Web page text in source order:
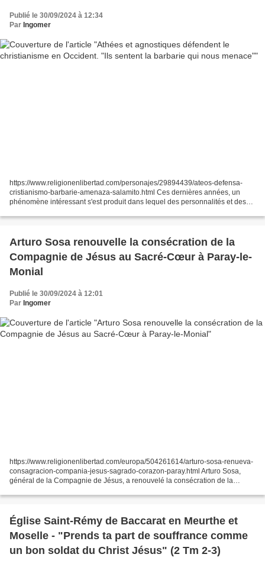
Publié le 30/09/2024 à 12:34
Par Ingomer
https://www.religionenlibertad.com/personajes/29894439/ateos-defensa-
cristianismo-barbarie-amenaza-salamito.html Ces dernières années, un
phénomène intéressant s'est produit dans lequel des personnalités et des
Arturo Sosa renouvelle la consécration de la
Compagnie de Jésus au Sacré-Cœur à Paray-le-
Monial
Publié le 30/09/2024 à 12:01
Par Ingomer
https://www.religionenlibertad.com/europa/504261614/arturo-sosa-renueva-
consagracion-compania-jesus-sagrado-corazon-paray.html Arturo Sosa,
général de la Compagnie de Jésus, a renouvelé la consécration de la
Église Saint-Rémy de Baccarat en Meurthe et
Moselle - "Prends ta part de souffrance comme
un bon soldat du Christ Jésus" (2 Tm 2-3)